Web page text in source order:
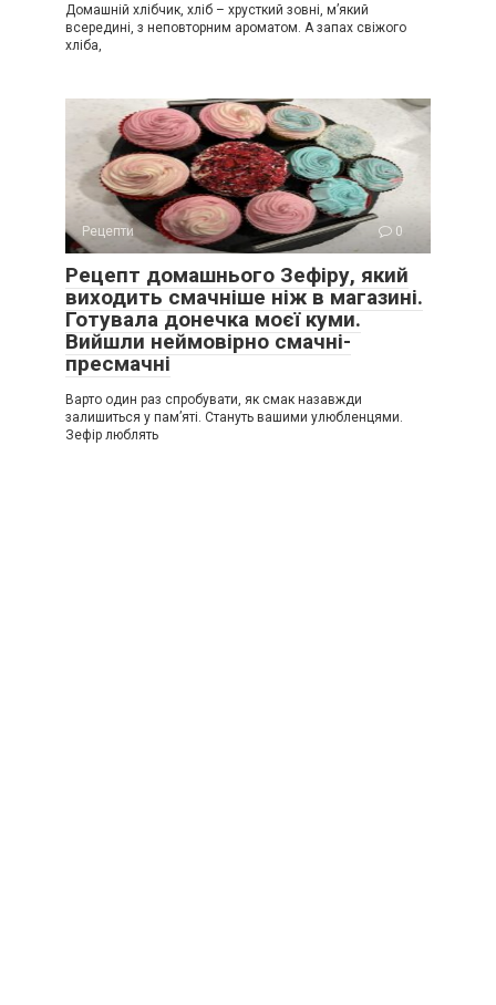
Домашній хлібчик, хліб – хрусткий зовні, м’який
всередині, з неповторним ароматом. А запах свіжого
хліба,
Рецепти 0
Рецепт домашнього Зефіру, який
виходить смачніше ніж в магазині.
Готувала донечка моєї куми.
Вийшли неймовірно смачні-
пресмачні
Варто один раз спробувати, як смак назавжди
залишиться у пам’яті. Стануть вашими улюбленцями.
Зефір люблять